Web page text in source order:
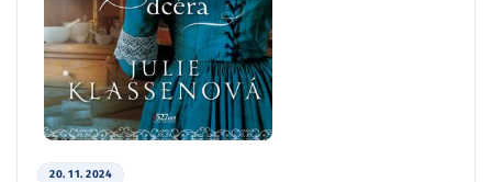
20. 11. 2024